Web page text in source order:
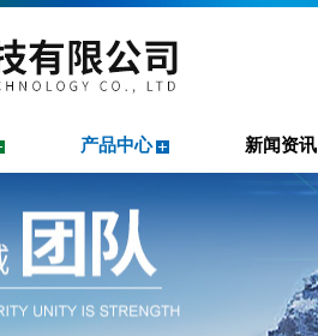
产品中心 新闻资讯